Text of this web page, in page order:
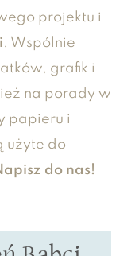
projektu i
. Wspólnie
grafik i
na porady w
papieru i
użyte do
do nas!